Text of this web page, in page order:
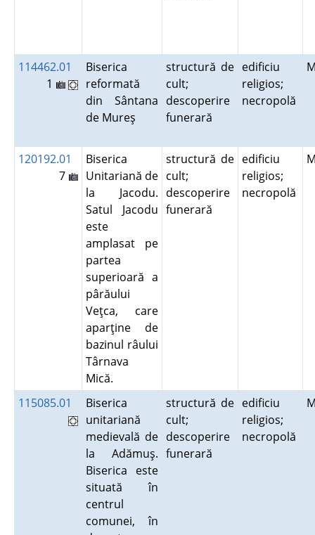
114462.01
1
Biserica
reformată
din Sântana
de Mureş
structură de
cult;
descoperire
funerară
edificiu
religios;
necropolă
120192.01
7
Biserica
Unitariană de
la Jacodu.
Satul Jacodu
este
amplasat pe
partea
superioară a
pârăului
Veţca, care
aparţine de
bazinul râului
Târnava
Mică.
structură de
cult;
descoperire
funerară
edificiu
religios;
necropolă
115085.01
Biserica
unitariană
medievală de
la Adămuş.
Biserica este
situată în
centrul
comunei, în
structură de
cult;
descoperire
funerară
edificiu
religios;
necropolă